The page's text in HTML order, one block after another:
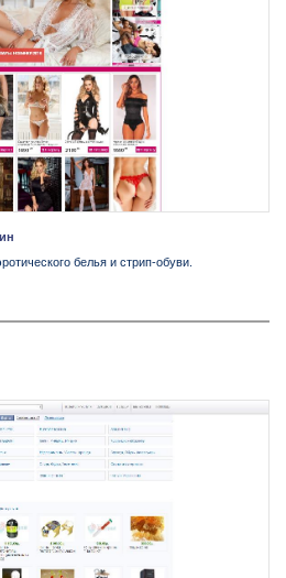
белья и стрип-обуви.